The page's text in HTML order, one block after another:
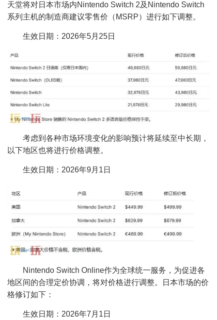
天堂将对日本市场内Nintendo Switch 2及Nintendo Switch
系列主机的制造商建议零售价（MSRP）进行如下调整。
生效日期：2026年5月25日
考虑到各种市场环境变化的影响预计将延续至中长期，
以下地区也将进行价格调整。
生效日期：2026年9月1日
Nintendo Switch Online作为全球统一服务，为促进各
地区间的合理定价协调，将对价格进行调整。日本市场的价
格修订如下：
生效日期：2026年7月1日